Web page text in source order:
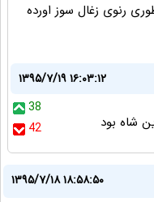
رنوی زغال سوز اورده
۱۳۹۵/۷/۱۹ ۱۶:۰۳:۱۲
38
42
شاه بود
۱۳۹۵/۷/۱۸ ۱۸:۵۸:۵۰